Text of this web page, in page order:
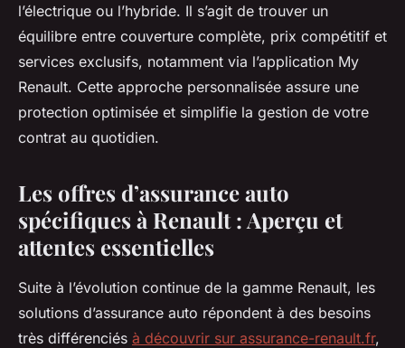
l’électrique ou l’hybride. Il s’agit de trouver un
équilibre entre couverture complète, prix compétitif et
services exclusifs, notamment via l’application My
Renault. Cette approche personnalisée assure une
protection optimisée et simplifie la gestion de votre
contrat au quotidien.
Les offres d’assurance auto
spécifiques à Renault : Aperçu et
attentes essentielles
Suite à l’évolution continue de la gamme Renault, les
solutions d’assurance auto répondent à des besoins
très différenciés à découvrir sur assurance-renault.fr,